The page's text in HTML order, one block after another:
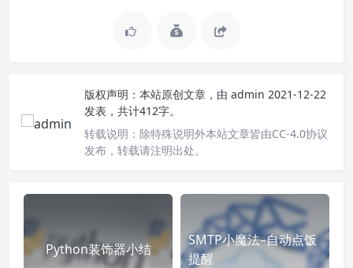
版权声明： 本站原创文章，由 admin 2021-12-22
发表，共计412字。
转载说明： 除特殊说明外本站文章皆由CC-4.0协议
发布，转载请注明出处。
Python装饰器小结
SMTP小魔法–自动点饭
提醒